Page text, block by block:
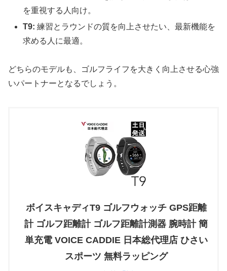
を重視する人向け。
T9: 練習とラウンドの質を向上させたい、最新機能を
求める人に最適。
どちらのモデルも、ゴルフライフを大きく向上させる心強
いパートナーとなるでしょう。
ボイスキャディT9 ゴルフウォッチ GPS距離
計 ゴルフ距離計 ゴルフ距離計測器 腕時計 簡
単充電 VOICE CADDIE 日本総代理店 ひさい
スポーツ 無料ラッピング